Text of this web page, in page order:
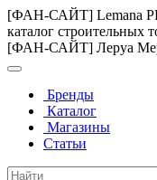
[ФАН-САЙТ] Lemana
каталог строительных
[ФАН-САЙТ] Леруа
Бренды
Каталог
Магазины
Статьи